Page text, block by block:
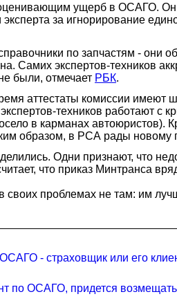
ущерб в ОСАГО.
за игнорирование
по запчастям - они
Самих экспертов-техников
были, отмечает РБК.
аттестаты комиссии имеют
техников работают
в карманах автоюристов).
образом, в РСА рады новому
Одни признают, что
что приказ Минтранса
проблемах не там: им
- страховщик или его
по ОСАГО, придется